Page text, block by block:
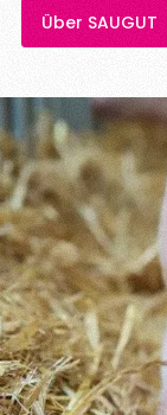
Über SAUGUT